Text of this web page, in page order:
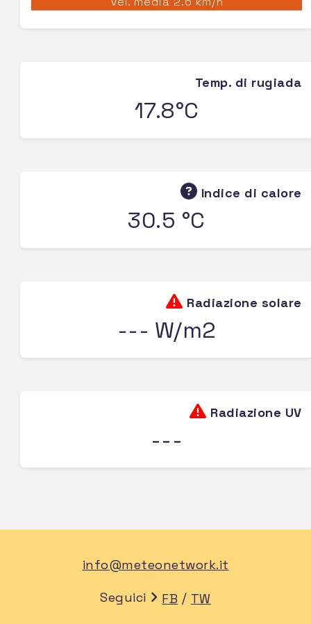
Temp. di rugiada
17.8°C
Indice di calore
30.5 °C
Radiazione solare
--- W/m2
Radiazione UV
---
info@meteonetwork.it
Seguici FB / TW